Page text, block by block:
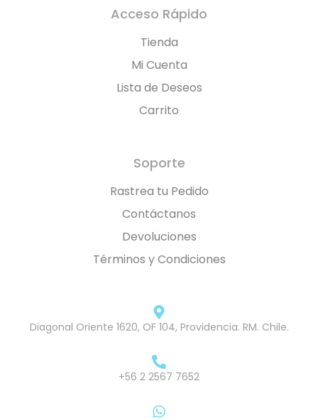
Acceso Rápido
Tienda
Mi Cuenta
Lista de Deseos
Carrito
Soporte
Rastrea tu Pedido
Contáctanos
Devoluciones
Términos y Condiciones
Diagonal Oriente 1620, OF 104, Providencia. RM. Chile.
+56 2 2567 7652